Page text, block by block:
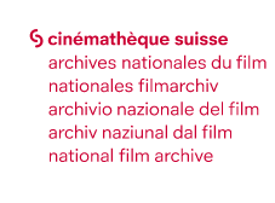
Accéder à la page principale
Accéder à la page principale